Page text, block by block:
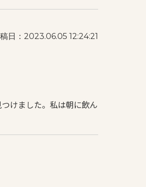
日：2023.06.05 12:24:21
けました。私は朝に飲ん